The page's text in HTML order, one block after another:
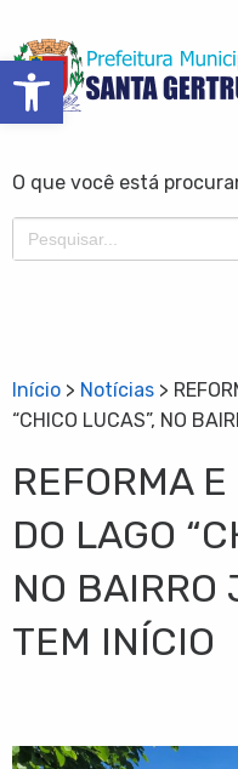
Barra de Ferramentas Aberta
O que você está
Search
for:
Início > Notícias >
“CHICO LUCAS”, NO
REFORMA
DO LAGO
NO BAIRRO
TEM INÍCIO